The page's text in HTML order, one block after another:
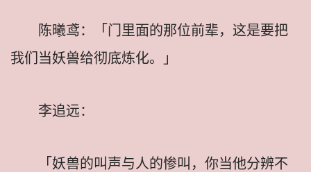
陈曦鸢：「门里面的那位前辈，这是要把
我们当妖兽给彻底炼化。」
李追远：
「妖兽的叫声与人的惨叫，你当他分辨不